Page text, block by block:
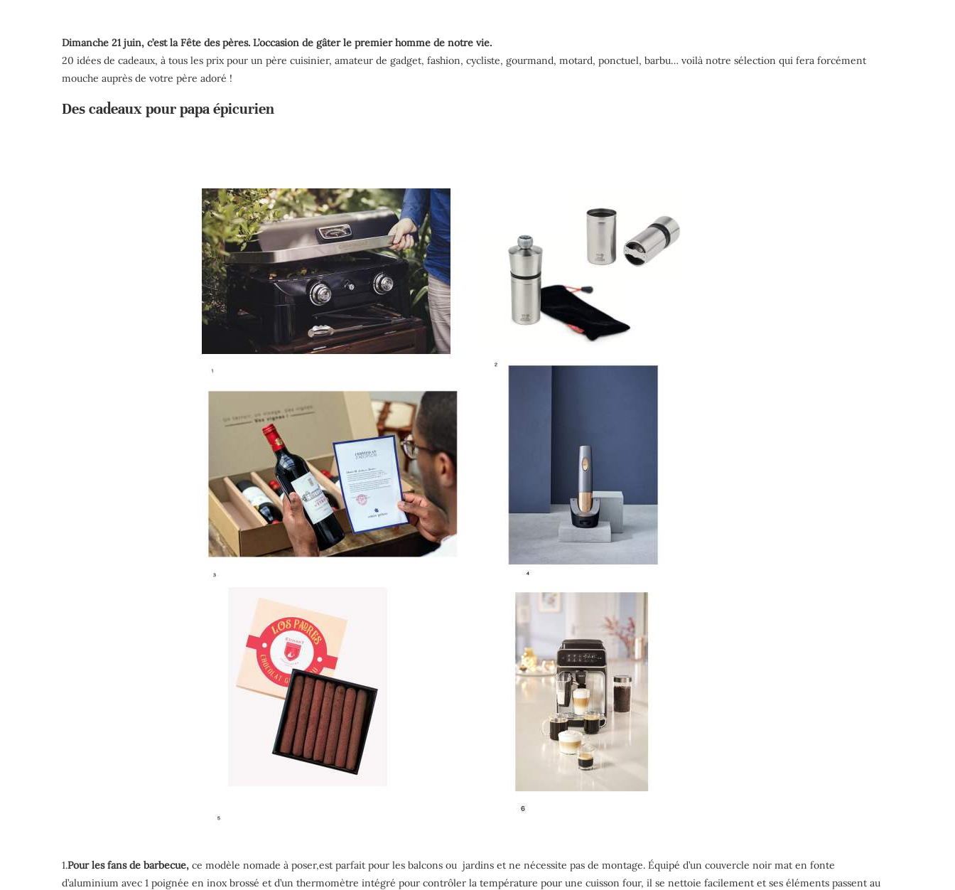
Dimanche 21 juin, c’est la Fête des pères. L’occasion de gâter le premier homme de notre vie.
20 idées de cadeaux, à tous les prix pour un père cuisinier, amateur de gadget, fashion, cycliste, gourmand, motard, ponctuel, barbu… voilà notre sélection qui fera forcément
mouche auprès de votre père adoré !
Des cadeaux pour papa épicurien
1.Pour les fans de barbecue, ce modèle nomade à poser,est parfait pour les balcons ou jardins et ne nécessite pas de montage. Équipé d’un couvercle noir mat en fonte
d’aluminium avec 1 poignée en inox brossé et d’un thermomètre intégré pour contrôler la température pour une cuisson four, il se nettoie facilement et ses éléments passent au